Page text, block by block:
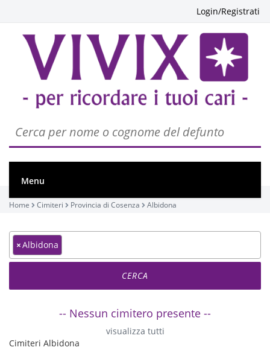
Login/Registrati
Menu
Home Cimiteri Provincia di Cosenza Albidona
×Albidona
-- Nessun cimitero presente --
visualizza tutti
Cimiteri Albidona